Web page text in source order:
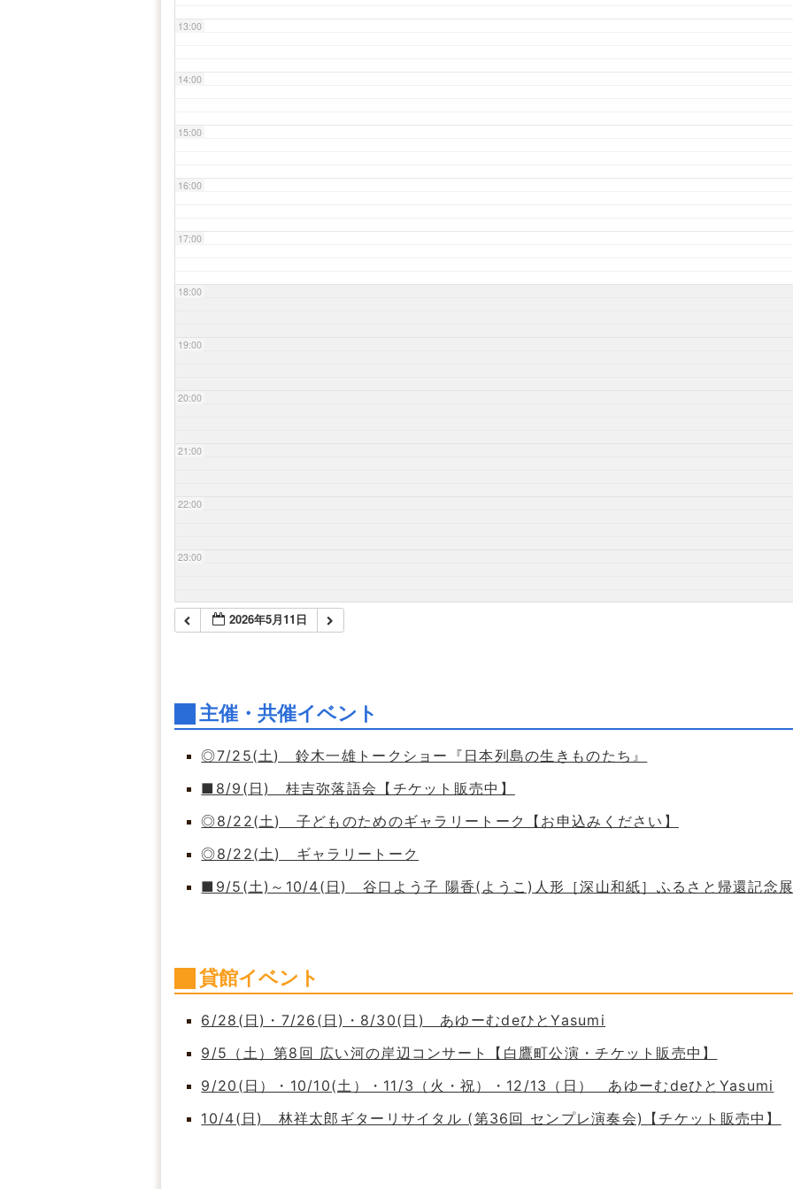
13:00
14:00
15:00
16:00
17:00
18:00
19:00
20:00
21:00
22:00
23:00
2026年5月11日
主催・共催イベント
◎7/25(土) 鈴木一雄トークショー『日本列島の生きものたち』
■8/9(日) 桂吉弥落語会【チケット販売中】
◎8/22(土) 子どものためのギャラリートーク【お申込みください】
◎8/22(土) ギャラリートーク
■9/5(土)～10/4(日) 谷口よう子 陽香(ようこ)人形［深山和紙］ふるさと帰還記念
貸館イベント
6/28(日)・7/26(日)・8/30(日) あゆーむdeひとYasumi
9/5（土）第8回 広い河の岸辺コンサート【白鷹町公演・チケット販売中】
9/20(日）・10/10(土）・11/3（火・祝）・12/13（日） あゆーむdeひとYasumi
10/4(日) 林祥太郎ギターリサイタル (第36回 センプレ演奏会)【チケット販売中】